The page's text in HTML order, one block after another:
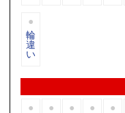
輪
違
い